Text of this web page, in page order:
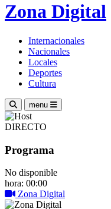
Zona Digital
Internacionales
Nacionales
Locales
Deportes
Cultura
menu
DIRECTO
Programa
No disponible
hora: 00:00
Zona Digital